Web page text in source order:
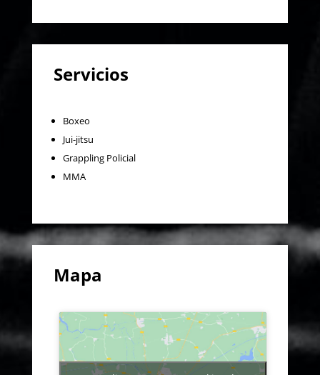
Servicios
Boxeo
Jui-jitsu
Grappling Policial
MMA
Mapa